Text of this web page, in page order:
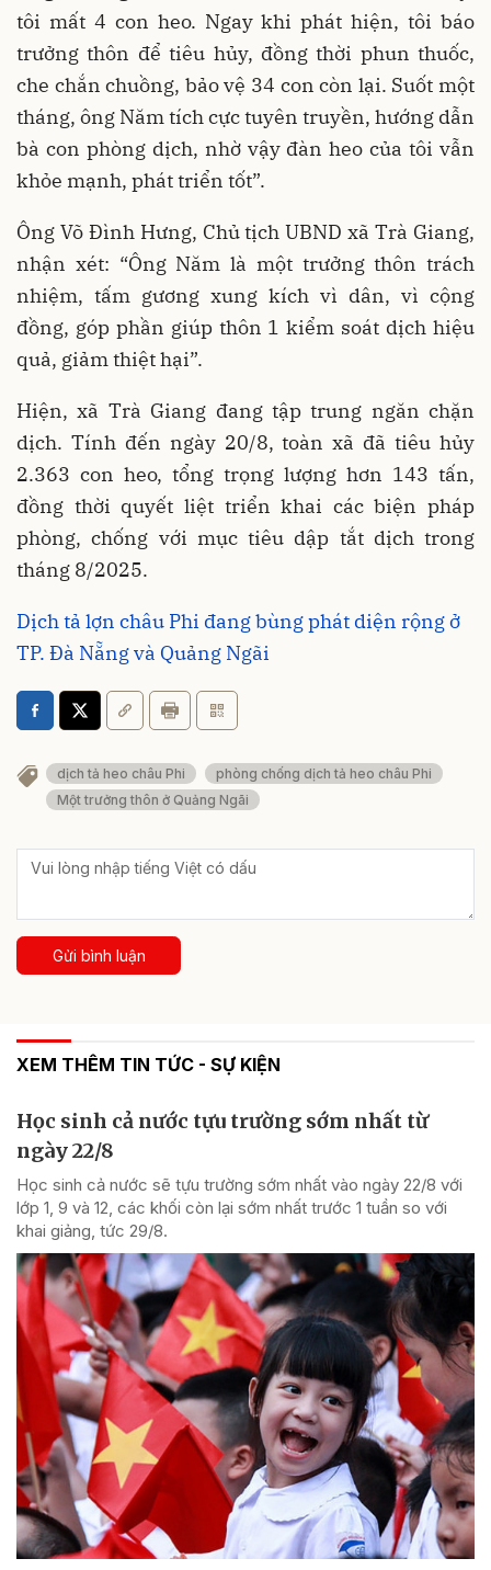
tôi mất 4 con heo. Ngay khi phát hiện, tôi báo
trưởng thôn để tiêu hủy, đồng thời phun thuốc,
che chắn chuồng, bảo vệ 34 con còn lại. Suốt một
tháng, ông Năm tích cực tuyên truyền, hướng dẫn
bà con phòng dịch, nhờ vậy đàn heo của tôi vẫn
khỏe mạnh, phát triển tốt”.
Ông Võ Đình Hưng, Chủ tịch UBND xã Trà Giang,
nhận xét: “Ông Năm là một trưởng thôn trách
nhiệm, tấm gương xung kích vì dân, vì cộng
đồng, góp phần giúp thôn 1 kiểm soát dịch hiệu
quả, giảm thiệt hại”.
Hiện, xã Trà Giang đang tập trung ngăn chặn
dịch. Tính đến ngày 20/8, toàn xã đã tiêu hủy
2.363 con heo, tổng trọng lượng hơn 143 tấn,
đồng thời quyết liệt triển khai các biện pháp
phòng, chống với mục tiêu dập tắt dịch trong
tháng 8/2025.
Dịch tả lợn châu Phi đang bùng phát diện rộng ở
TP. Đà Nẵng và Quảng Ngãi
dịch tả heo châu Phi
phòng chống dịch tả heo châu Phi
Một trưởng thôn ở Quảng Ngãi
Gửi bình luận
XEM THÊM TIN TỨC - SỰ KIỆN
Học sinh cả nước tựu trường sớm nhất từ
ngày 22/8
Học sinh cả nước sẽ tựu trường sớm nhất vào ngày 22/8 với
lớp 1, 9 và 12, các khối còn lại sớm nhất trước 1 tuần so với
khai giảng, tức 29/8.